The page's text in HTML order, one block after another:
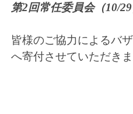
第2回常任委員会（10/29
皆様のご協力によるバ
へ寄付させていただきま